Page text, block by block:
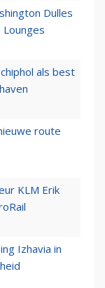
Dulles
als best
route
KLM Erik
Izhavia in